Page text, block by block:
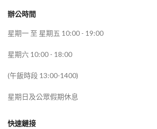
辦公時間
星期一 至 星期五 10:00 - 19:00
星期六 10:00 - 18:00
(午飯時段 13:00-1400)
星期日及公眾假期休息
快速鏈接